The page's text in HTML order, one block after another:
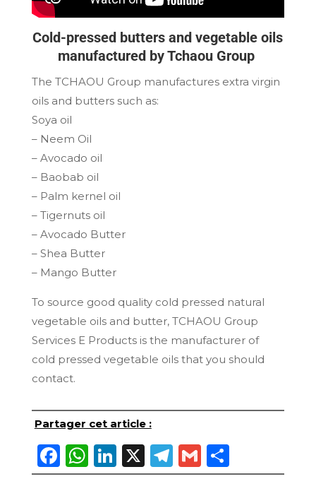
Cold-pressed butters and vegetable oils
manufactured by Tchaou Group
The TCHAOU Group manufactures extra virgin
oils and butters such as:
Soya oil
– Neem Oil
– Avocado oil
– Baobab oil
– Palm kernel oil
– Tigernuts oil
– Avocado Butter
– Shea Butter
– Mango Butter
To source good quality cold pressed natural
vegetable oils and butter, TCHAOU Group
Services E Products is the manufacturer of
cold pressed vegetable oils that you should
contact.
Partager cet article :
Facebook
WhatsApp
LinkedIn
X Telegram
Gmail